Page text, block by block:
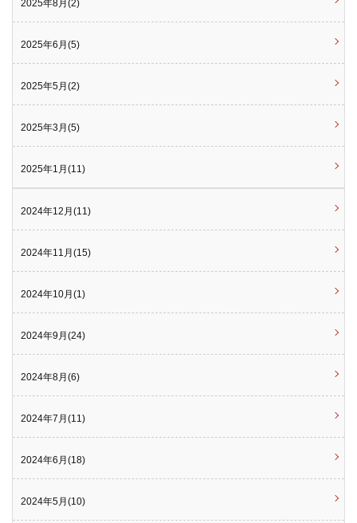
2025年8月(2)
2025年6月(5)
2025年5月(2)
2025年3月(5)
2025年1月(11)
2024年12月(11)
2024年11月(15)
2024年10月(1)
2024年9月(24)
2024年8月(6)
2024年7月(11)
2024年6月(18)
2024年5月(10)